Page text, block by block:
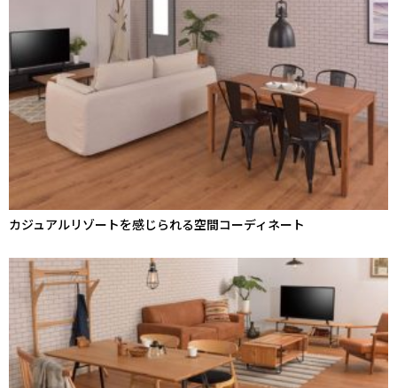
カジュアルリゾートを感じられる空間コーディネート